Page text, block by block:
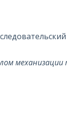
механизации